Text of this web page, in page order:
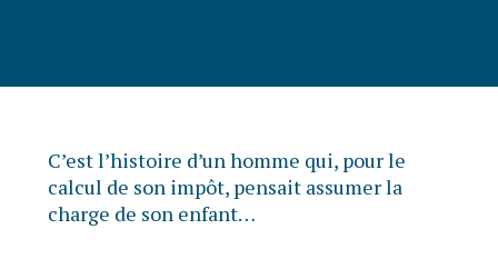
C’est l’histoire d’un homme qui, pour le
calcul de son impôt, pensait assumer la
charge de son enfant…